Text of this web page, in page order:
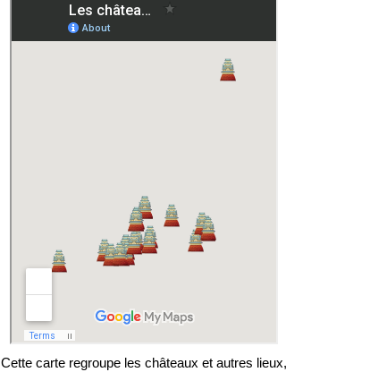
Cette carte regroupe les châteaux et autres lieux,